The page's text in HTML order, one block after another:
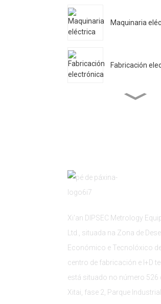
Maquinaria
Fabricación
Xi'an DIPSEC Metrology
Ltd., situada na Zona de
Económico e Tecnolóxico
centro de fabricación e I+D
está situado no número 526
Xitai, fase 2, Parque